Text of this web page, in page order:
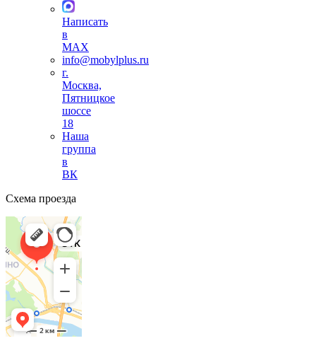
Написать
в
MAX
info@mobylplus.ru
г.
Москва,
Пятницкое
шоссе
18
Наша
группа
в
ВК
Схема проезда